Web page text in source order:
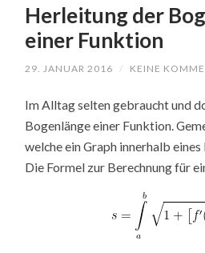
Herleitung der
einer Funktion
29. JANUAR 2016 / KEINE
Im Alltag selten gebraucht und
Bogenlänge einer Funktion.
welche ein Graph innerhalb
Die Formel zur Berechnung für